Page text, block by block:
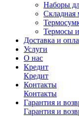
Наборы
Складная
Термосы
Доставка и
Услуги
О нас
Кредит
Кредит
Контакты
Контакты
Гарантия и
Гарантия и